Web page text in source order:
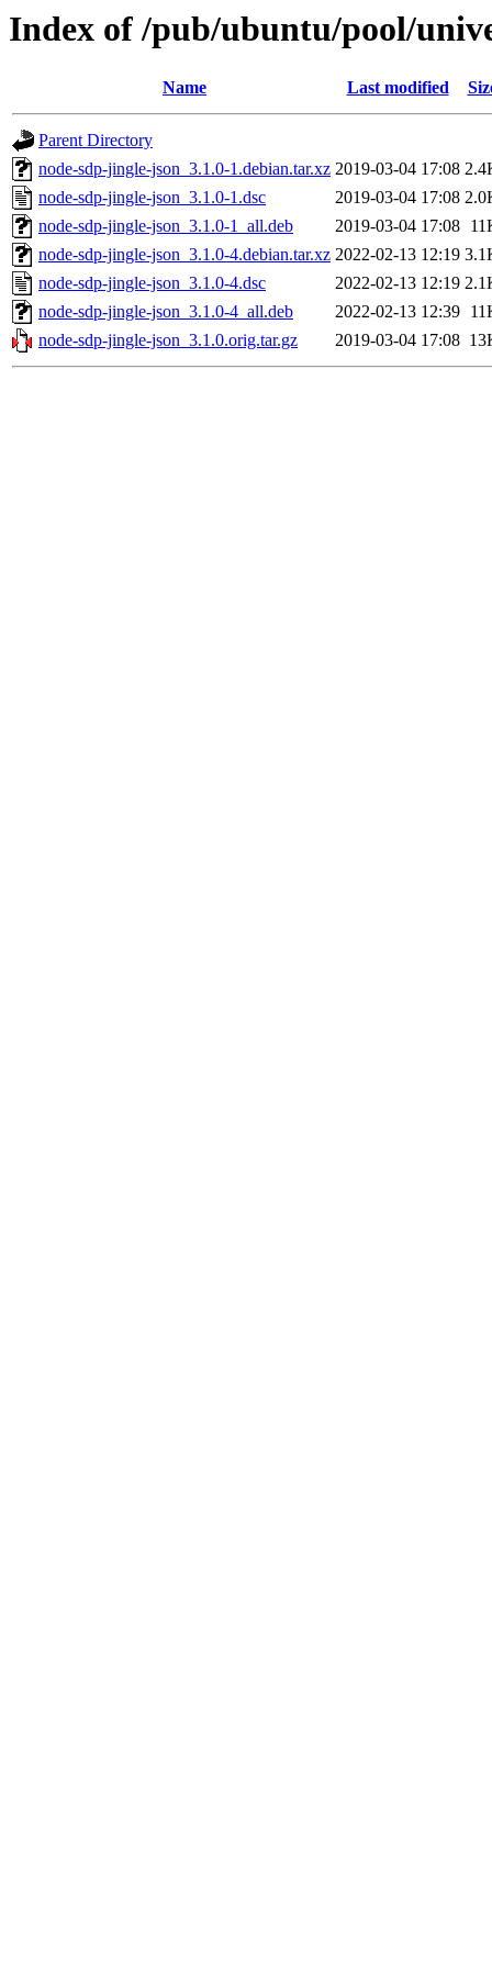
Index of /pub/ubuntu/pool/
Name Last modified
Parent Directory
node-sdp-jingle-json_3.1.0-1.debian.tar.xz 2019-03-04 17:08
node-sdp-jingle-json_3.1.0-1.dsc
2019-03-04 17:08
node-sdp-jingle-json_3.1.0-1_all.deb
2019-03-04 17:08
node-sdp-jingle-json_3.1.0-4.debian.tar.xz 2022-02-13 12:19
node-sdp-jingle-json_3.1.0-4.dsc
2022-02-13 12:19
node-sdp-jingle-json_3.1.0-4_all.deb
2022-02-13 12:39
node-sdp-jingle-json_3.1.0.orig.tar.gz
2019-03-04 17:08